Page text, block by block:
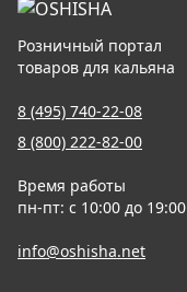
Розничный портал
товаров для кальяна
8 (495) 740-22-08
8 (800) 222-82-00
Время работы
пн-пт: с 10:00 до 19:00
info@oshisha.net